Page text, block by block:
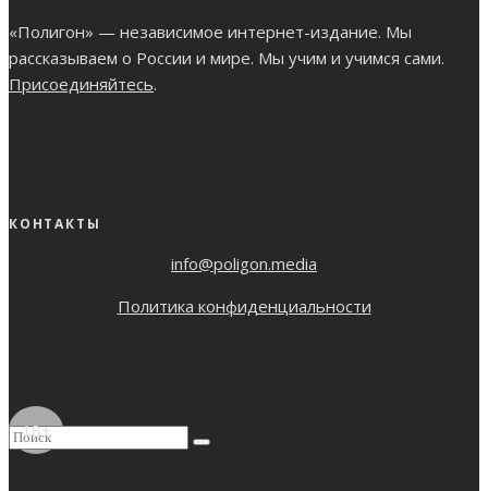
«Полигон» — независимое интернет-издание. Мы
рассказываем о России и мире. Мы учим и учимся сами.
Присоединяйтесь.
КОНТАКТЫ
info@poligon.media
Политика конфиденциальности
18+